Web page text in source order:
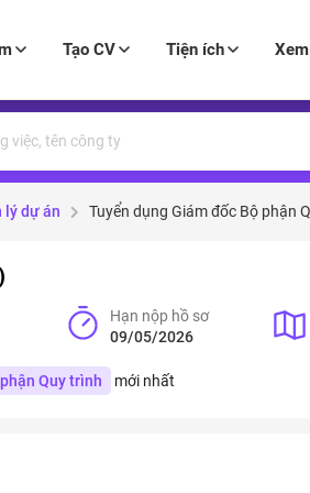
Tạo CV Tiện ích
lý dự án Tuyển dụng Giám đốc Bộ phận
Hạn nộp hồ sơ
09/05/2026
Quy trình mới nhất